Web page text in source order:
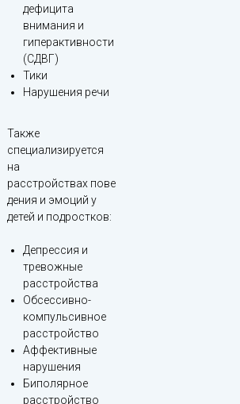
дефицита
внимания и
гиперактивности
(СДВГ)
Тики
Нарушения речи
Также
специализируется
на
расстройствах пове
дения и эмоций у
детей и подростков:
Депрессия и
тревожные
расстройства
Обсессивно-
компульсивное
расстройство
Аффективные
нарушения
Биполярное
расстройство